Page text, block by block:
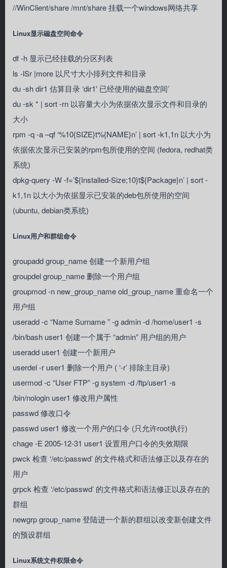
//WinClient/share /mnt/share 挂载一个windows网络共享
Linux显示磁盘空间命令
df -h 显示已经挂载的分区列表
ls -lSr |more 以尺寸大小排列文件和目录
du -sh dir1 估算目录 ‘dir1′ 已经使用的磁盘空间’
du -sk * | sort -rn 以容量大小为依据依次显示文件和目录的
大小
rpm -q -a –qf ‘%10{SIZE}t%{NAME}n’ | sort -k1,1n 以大小为
依据依次显示已安装的rpm包所使用的空间 (fedora, redhat类
系统)
dpkg-query -W -f=’${Installed-Size;10}t${Package}n’ | sort -
k1,1n 以大小为依据显示已安装的deb包所使用的空间
(ubuntu, debian类系统)
Linux用户和群组命令
groupadd group_name 创建一个新用户组
groupdel group_name 删除一个用户组
groupmod -n new_group_name old_group_name 重命名一个
用户组
useradd -c “Name Surname ” -g admin -d /home/user1 -s
/bin/bash user1 创建一个属于 “admin” 用户组的用户
useradd user1 创建一个新用户
userdel -r user1 删除一个用户 ( ‘-r’ 排除主目录)
usermod -c “User FTP” -g system -d /ftp/user1 -s
/bin/nologin user1 修改用户属性
passwd 修改口令
passwd user1 修改一个用户的口令 (只允许root执行)
chage -E 2005-12-31 user1 设置用户口令的失效期限
pwck 检查 ‘/etc/passwd’ 的文件格式和语法修正以及存在的
用户
grpck 检查 ‘/etc/passwd’ 的文件格式和语法修正以及存在的
群组
newgrp group_name 登陆进一个新的群组以改变新创建文件
的预设群组
Linux系统文件权限命令